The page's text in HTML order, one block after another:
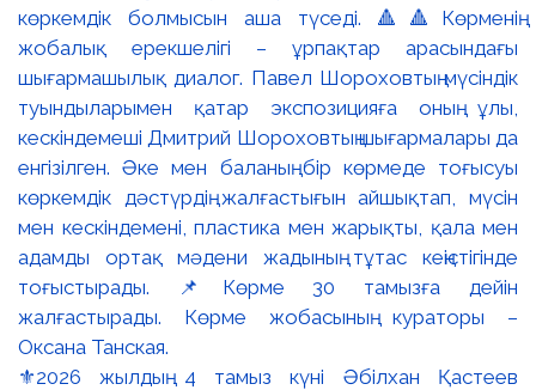
⚜️2026 жылдың 4 тамыз күні Әбілхан Қастеев